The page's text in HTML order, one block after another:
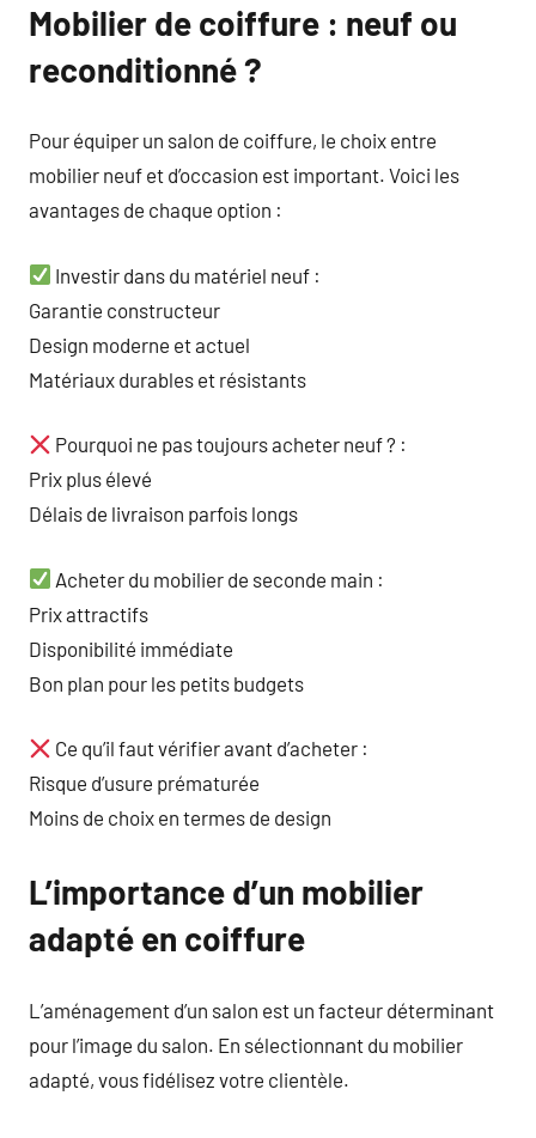
Mobilier de coiffure : neuf ou
reconditionné ?
Pour équiper un salon de coiffure, le choix entre
mobilier neuf et d’occasion est important. Voici les
avantages de chaque option :
Investir dans du matériel neuf :
Garantie constructeur
Design moderne et actuel
Matériaux durables et résistants
Pourquoi ne pas toujours acheter neuf ? :
Prix plus élevé
Délais de livraison parfois longs
Acheter du mobilier de seconde main :
Prix attractifs
Disponibilité immédiate
Bon plan pour les petits budgets
Ce qu’il faut vérifier avant d’acheter :
Risque d’usure prématurée
Moins de choix en termes de design
L’importance d’un mobilier
adapté en coiffure
L’aménagement d’un salon est un facteur déterminant
pour l’image du salon. En sélectionnant du mobilier
adapté, vous fidélisez votre clientèle.